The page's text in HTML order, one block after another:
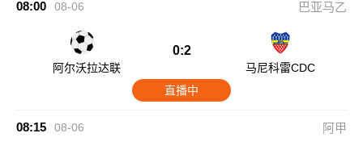
08:00 08-06 巴亚马乙
阿尔沃拉达联
0:2
马尼科雷CDC
直播中
08:15 08-06 阿甲